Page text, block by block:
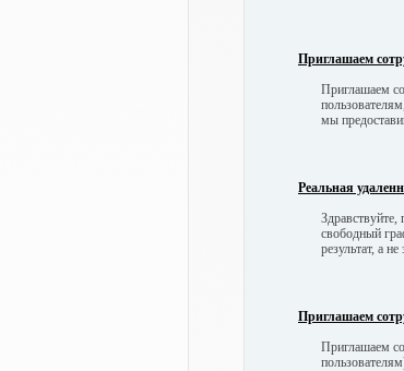
Приглашаем
Приглашаем
мы
Реальная
свободный
результат, а
Приглашаем
Приглашаем